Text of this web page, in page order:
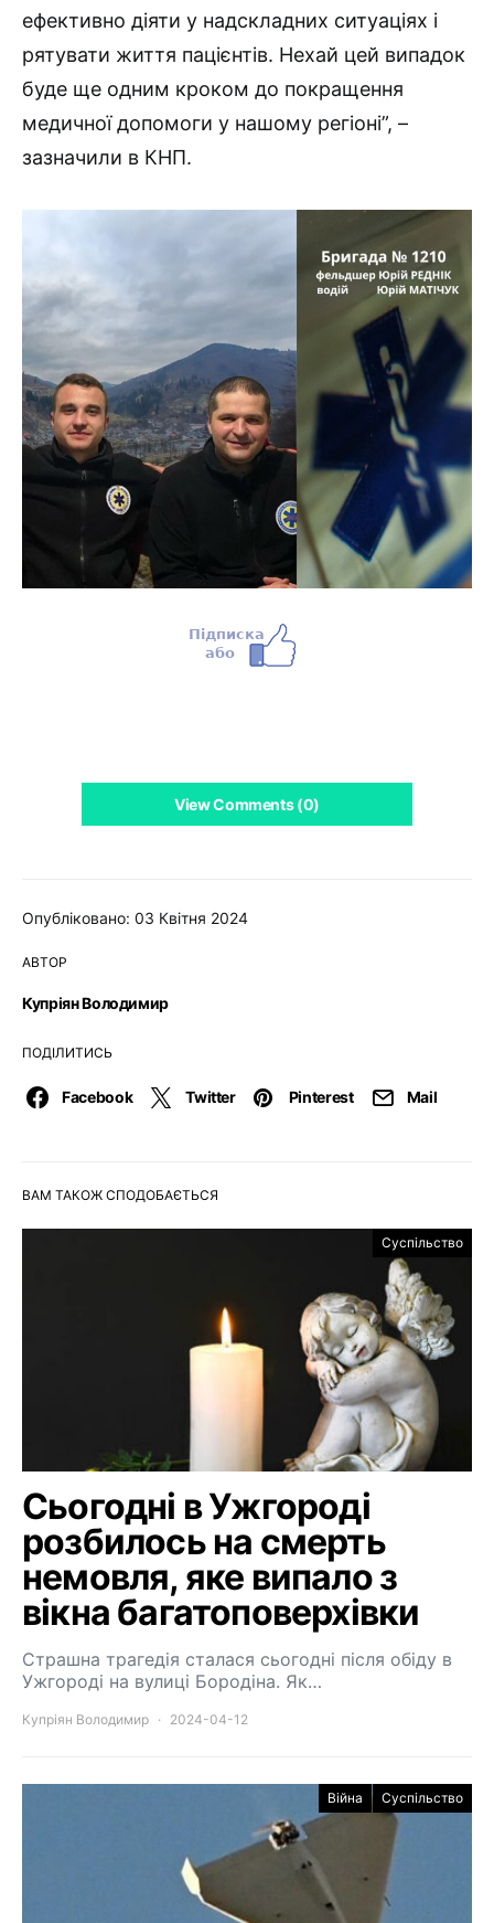
Опубліковано: 03 Квітня 2024
АВТОР
Купріян Володимир
ПОДІЛИТИСЬ
Facebook Twitter Pinterest Mail
ефективно діяти у надскладних ситуаціях і
рятувати життя пацієнтів. Нехай цей випадок
буде ще одним кроком до покращення
медичної допомоги у нашому регіоні”, –
зазначили в КНП.
View Comments (0)
ВАМ ТАКОЖ СПОДОБАЄТЬСЯ
Суспільство
Сьогодні в Ужгороді
розбилось на смерть
немовля, яке випало з
вікна багатоповерхівки
Страшна трагедія сталася сьогодні після обіду в
Ужгороді на вулиці Бородіна. Як…
Купріян Володимир 2024-04-12
Війна Суспільство